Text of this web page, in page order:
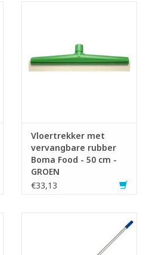
Vloertrekker met
vervangbare rubber
Boma Food - 50 cm -
GROEN
€33,13